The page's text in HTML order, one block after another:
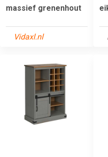
massief grenenhout
Vidaxl.nl